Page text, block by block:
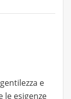
e
le esigenze